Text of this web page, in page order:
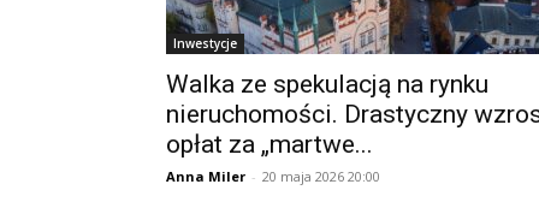
Inwestycje
Walka ze spekulacją na rynku
nieruchomości. Drastyczny
opłat za „martwe...
Anna Miler - 20 maja 2026 20:00